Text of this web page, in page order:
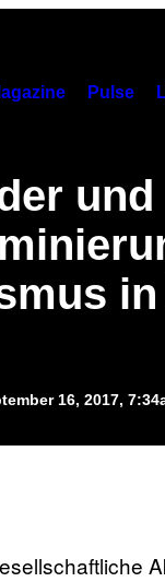
Pulse
und
in
16, 2017,